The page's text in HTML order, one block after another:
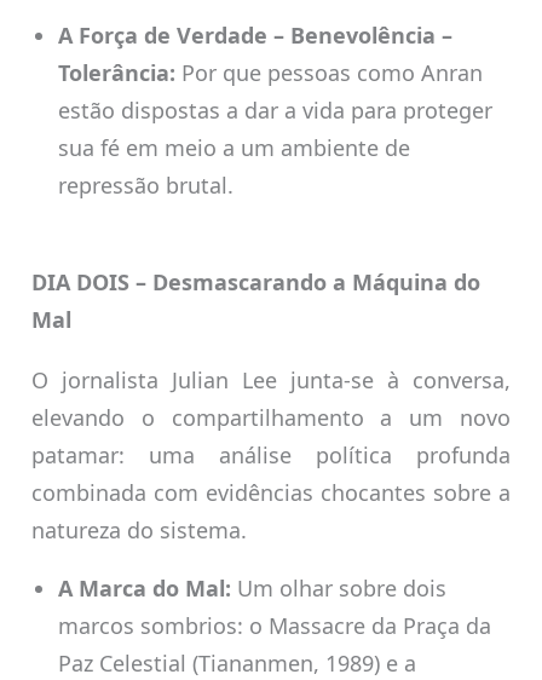
A Força de Verdade – Benevolência –
Tolerância: Por que pessoas como Anran
estão dispostas a dar a vida para proteger
sua fé em meio a um ambiente de
repressão brutal.
DIA DOIS – Desmascarando a Máquina do
Mal
O jornalista Julian Lee junta-se à conversa,
elevando o compartilhamento a um novo
patamar: uma análise política profunda
combinada com evidências chocantes sobre a
natureza do sistema.
A Marca do Mal: Um olhar sobre dois
marcos sombrios: o Massacre da Praça da
Paz Celestial (Tiananmen, 1989) e a